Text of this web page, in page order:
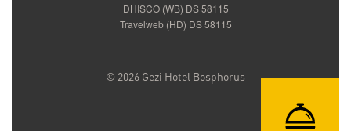
DHISCO (WB) DS 58115
Travelweb (HD) DS 58115
© 2026 Gezi Hotel Bosphorus